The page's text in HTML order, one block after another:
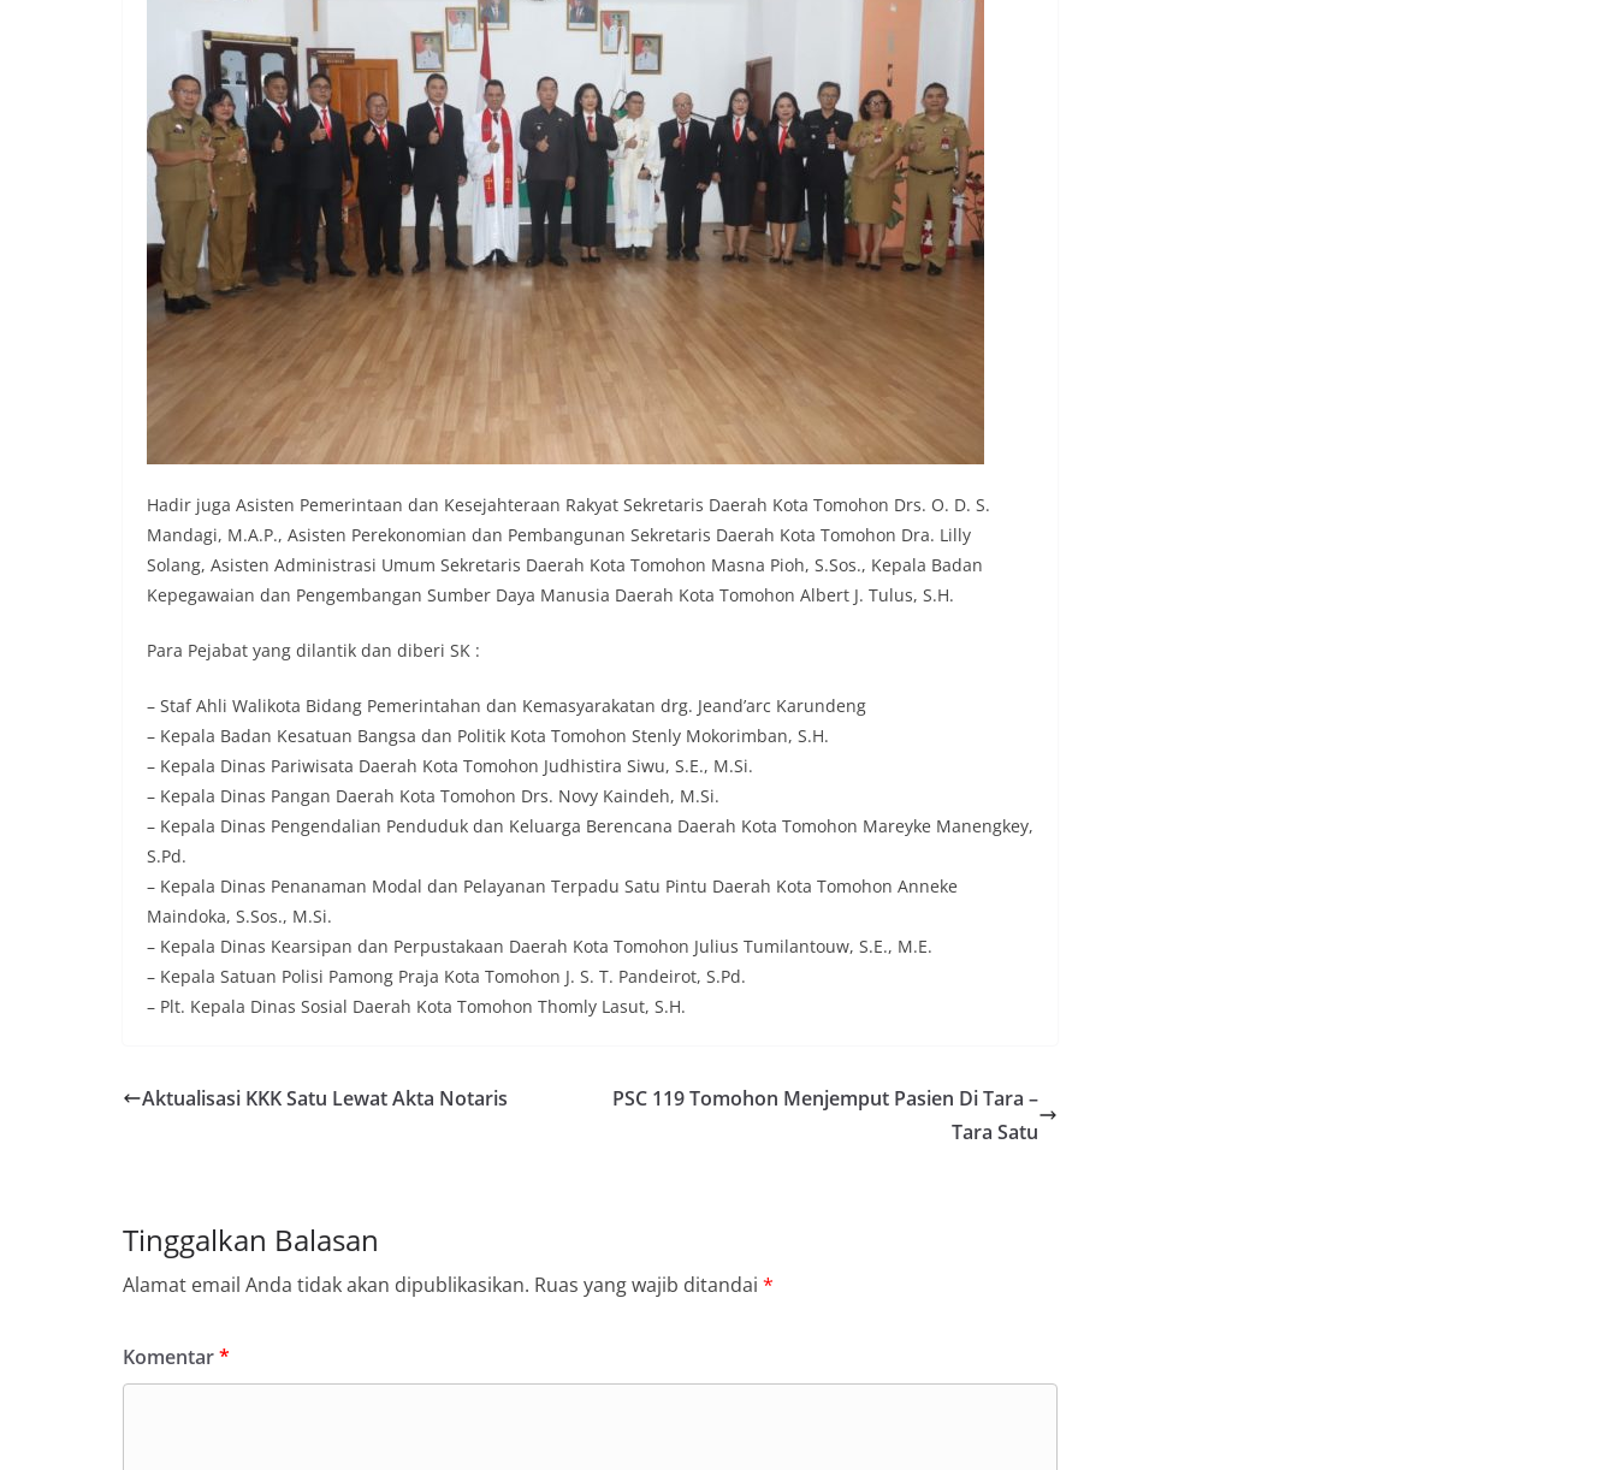
Hadir juga Asisten Pemerintaan dan Kesejahteraan Rakyat Sekretaris Daerah Kota Tomohon Drs. O. D. S.
Mandagi, M.A.P., Asisten Perekonomian dan Pembangunan Sekretaris Daerah Kota Tomohon Dra. Lilly
Solang, Asisten Administrasi Umum Sekretaris Daerah Kota Tomohon Masna Pioh, S.Sos., Kepala Badan
Kepegawaian dan Pengembangan Sumber Daya Manusia Daerah Kota Tomohon Albert J. Tulus, S.H.
Para Pejabat yang dilantik dan diberi SK :
– Staf Ahli Walikota Bidang Pemerintahan dan Kemasyarakatan drg. Jeand’arc Karundeng
– Kepala Badan Kesatuan Bangsa dan Politik Kota Tomohon Stenly Mokorimban, S.H.
– Kepala Dinas Pariwisata Daerah Kota Tomohon Judhistira Siwu, S.E., M.Si.
– Kepala Dinas Pangan Daerah Kota Tomohon Drs. Novy Kaindeh, M.Si.
– Kepala Dinas Pengendalian Penduduk dan Keluarga Berencana Daerah Kota Tomohon Mareyke Manengkey,
S.Pd.
– Kepala Dinas Penanaman Modal dan Pelayanan Terpadu Satu Pintu Daerah Kota Tomohon Anneke
Maindoka, S.Sos., M.Si.
– Kepala Dinas Kearsipan dan Perpustakaan Daerah Kota Tomohon Julius Tumilantouw, S.E., M.E.
– Kepala Satuan Polisi Pamong Praja Kota Tomohon J. S. T. Pandeirot, S.Pd.
– Plt. Kepala Dinas Sosial Daerah Kota Tomohon Thomly Lasut, S.H.
Aktualisasi KKK Satu Lewat Akta Notaris
PSC 119 Tomohon Menjemput Pasien Di Tara –
Tara Satu
Tinggalkan Balasan
Alamat email Anda tidak akan dipublikasikan. Ruas yang wajib ditandai *
Komentar*